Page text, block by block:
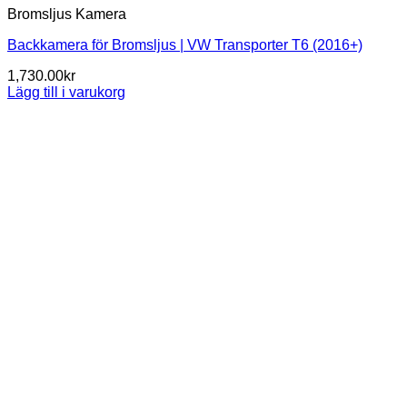
Bromsljus Kamera
Backkamera för Bromsljus | VW Transporter T6 (2016+)
1,730.00kr
Lägg till i varukorg